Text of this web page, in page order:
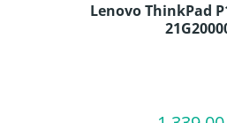
Lenovo ThinkPad